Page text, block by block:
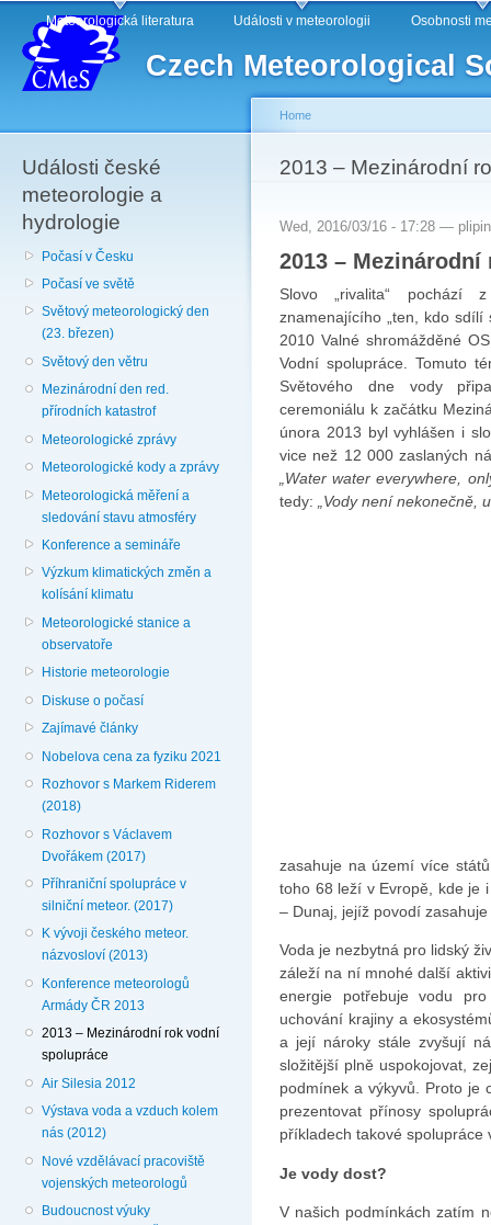
Czech Meteorological
Main menu
Meteorologická literatura Události v meteorologii Osobnosti
Události české
meteorologie a
hydrologie
Počasí v Česku
Počasí ve světě
Světový meteorologický den
(23. březen)
Světový den větru
Mezinárodní den red.
přírodních katastrof
Meteorologické zprávy
Meteorologické kody a zprávy
Meteorologická měření a
sledování stavu atmosféry
Konference a semináře
Výzkum klimatických změn a
kolísání klimatu
Meteorologické stanice a
observatoře
Historie meteorologie
Diskuse o počasí
Zajímavé články
Nobelova cena za fyziku 2021
Rozhovor s Markem Riderem
(2018)
Rozhovor s Václavem
Dvořákem (2017)
Příhraniční spolupráce v
silniční meteor. (2017)
K vývoji českého meteor.
názvosloví (2013)
Konference meteorologů
Armády ČR 2013
2013 – Mezinárodní rok vodní
spolupráce
Air Silesia 2012
Výstava voda a vzduch kolem
nás (2012)
Nové vzdělávací pracoviště
vojenských meteorologů
Budoucnost výuky
You are here
Home
2013 – Mezinárodní
Wed, 2016/03/16 - 17:28 —
2013 –
Slovo „rivalita“ pochází
znamenajícího „ten, kdo
2010 Valné shromážděné
Vodní spolupráce. Tomuto
Světového dne vody
ceremoniálu k začátku
února 2013 byl vyhlášen i
vice než 12 000 zaslaných
„Water water everywhere,
tedy:
„Vody není nekonečně,
zasahuje na území více
toho 68 leží v Evropě, kde je
– Dunaj, jejíž povodí
Voda je nezbytná pro lidský
záleží na ní mnohé další
energie potřebuje vodu
uchování krajiny a
a její nároky stále zvyšují
složitější plně uspokojovat,
podmínek a výkyvů. Proto je
prezentovat přínosy
příkladech takové
Je vody dost?
V našich podmínkách zatím